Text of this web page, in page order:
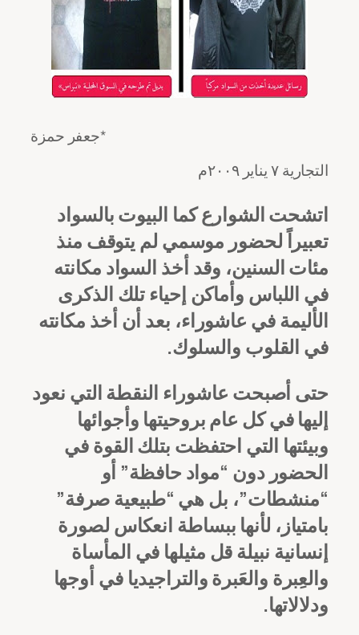
جعفر حمزة*
التجارية ٧ يناير ٢٠٠٩م
اتشحت الشوارع كما البيوت بالسواد
تعبيراً لحضور موسمي لم يتوقف منذ
مئات السنين، وقد أخذ السواد مكانته
في اللباس وأماكن إحياء تلك الذكرى
الأليمة في عاشوراء، بعد أن أخذ مكانته
في القلوب والسلوك.
حتى أصبحت عاشوراء النقطة التي نعود
إليها في كل عام بروحيتها وأجوائها
وبيئتها التي احتفظت بتلك القوة في
الحضور دون “مواد حافظة” أو
“منشطات”، بل هي “طبيعية صرفة”
بامتياز، لأنها ببساطة انعكاس لصورة
إنسانية نبيلة قل مثيلها في المأساة
والعِبرة والعَبرة والتراجيديا في أوجها
ودلالاتها.